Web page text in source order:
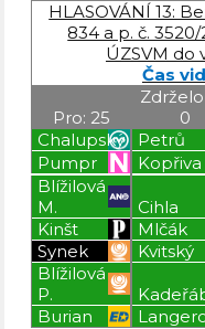
HLASOVÁNÍ 13:
834 a p. č.
ÚZSVM do
Čas
Pro: 25
Zdrželo
0
Chalupský
Petrů
Pumpr
Kopřiva
Blížilová
M.
Cihla
Kinšt
Mlčák
Synek
Kvitský
Blížilová
P.
Burian